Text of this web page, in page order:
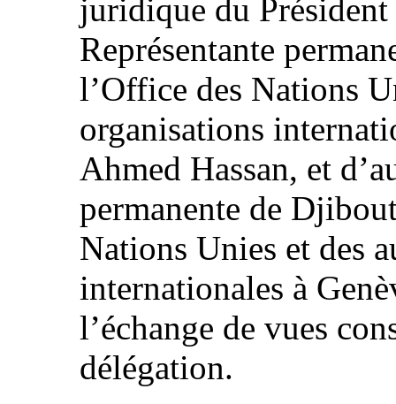
juridique du
Représentante
l’Office des Nations
organisations
Ahmed Hassan, et
permanente de
Nations Unies et des
internationales à
l’échange de vues
délégation.